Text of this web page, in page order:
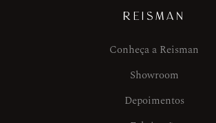
REISMAN
Conheça a Reisman
Showroom
Depoimentos